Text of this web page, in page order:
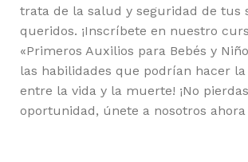
trata de la salud y seguridad de tus
queridos. ¡Inscríbete en nuestro
«Primeros Auxilios para Bebés y
las habilidades que podrían hacer
entre la vida y la muerte! ¡No
oportunidad, únete a nosotros